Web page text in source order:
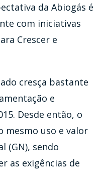
da Abiogás é
com iniciativas
Crescer e
cresça bastante
e
Desde então, o
mesmo uso e valor
(GN), sendo
as exigências de